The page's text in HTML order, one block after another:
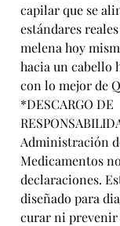
capilar que se
estándares
melena hoy
hacia un cabello
con lo mejor de
*DESCARGO DE
Administración
Medicamentos
declaraciones.
diseñado para
curar ni prevenir